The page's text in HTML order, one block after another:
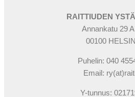
RAITTIUDEN
Annankatu 29
00100
Puhelin: 040
Email:
Y-tunnus: